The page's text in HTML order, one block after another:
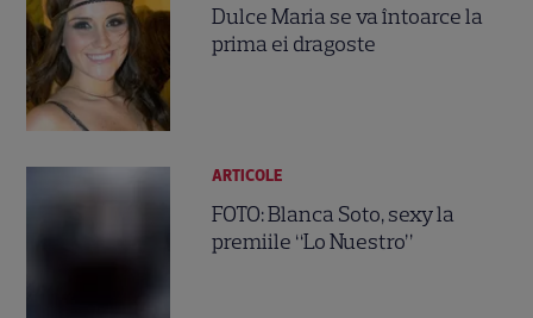
Dulce Maria se va întoarce la
prima ei dragoste
ARTICOLE
FOTO: Blanca Soto, sexy la
premiile “Lo Nuestro”